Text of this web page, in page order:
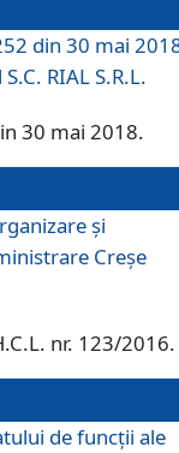
din 30 mai
RIAL S.R.L.
30 mai 2018.
și
Creșe
nr. 123/2016.
de funcții ale